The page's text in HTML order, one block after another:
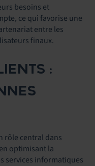
besoins et
ce qui favorise une
entre les
finaux.
:
rôle central dans
optimisant la
services informatiques